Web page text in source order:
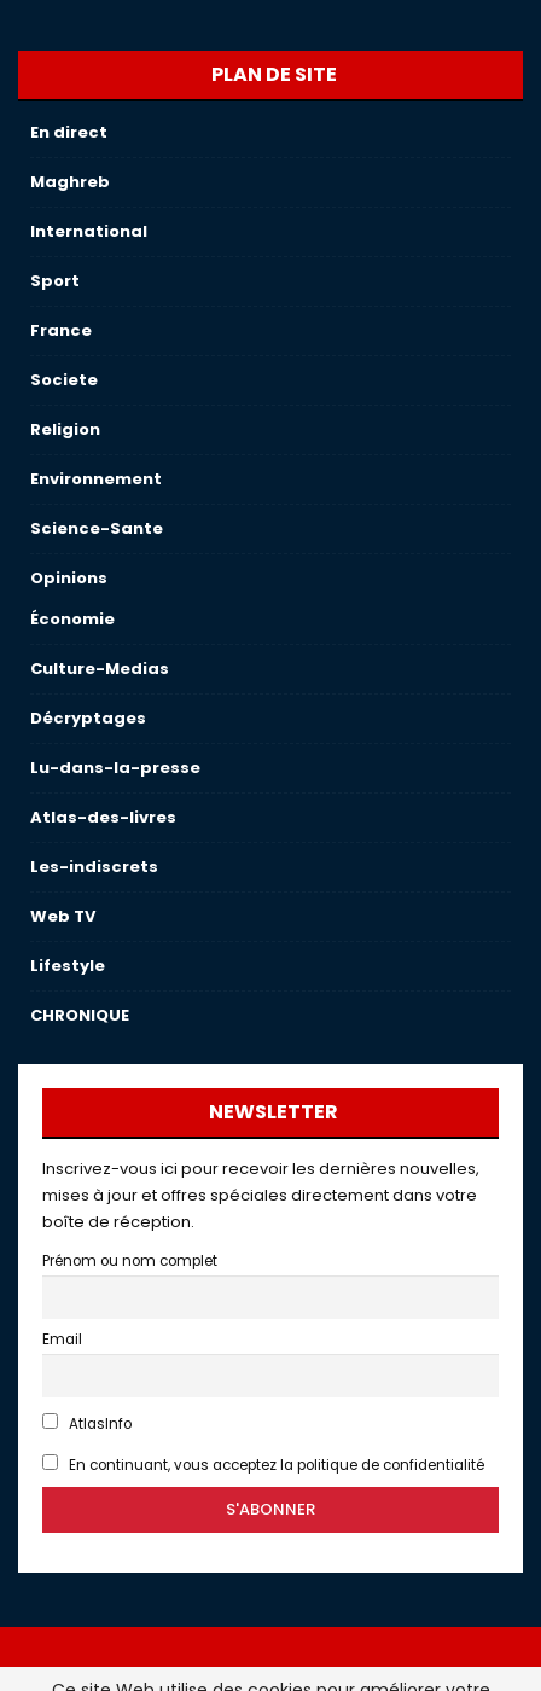
PLAN DE SITE
En direct
Maghreb
International
Sport
France
Societe
Religion
Environnement
Science-Sante
Opinions
Économie
Culture-Medias
Décryptages
Lu-dans-la-presse
Atlas-des-livres
Les-indiscrets
Web TV
Lifestyle
CHRONIQUE
NEWSLETTER
Inscrivez-vous ici pour recevoir les dernières nouvelles,
mises à jour et offres spéciales directement dans votre
boîte de réception.
Prénom ou nom complet
Email
AtlasInfo
En continuant, vous acceptez la politique de confidentialité